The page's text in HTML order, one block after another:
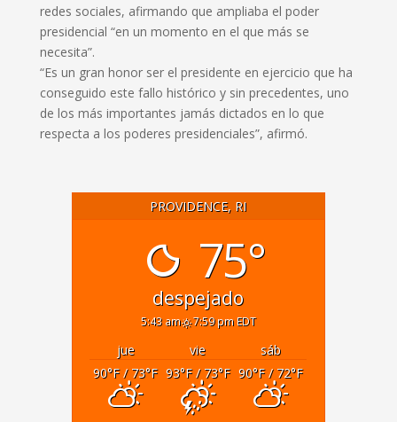
redes sociales, afirmando que ampliaba el poder
presidencial “en un momento en el que más se
necesita”.
“Es un gran honor ser el presidente en ejercicio que ha
conseguido este fallo histórico y sin precedentes, uno
de los más importantes jamás dictados en lo que
respecta a los poderes presidenciales”, afirmó.
PROVIDENCE, RI
75°
despejado
5:43 am 7:59 pm EDT
jue vie
sáb
90°F/ 73°F 93°F/ 73°F 90°F/ 72°F